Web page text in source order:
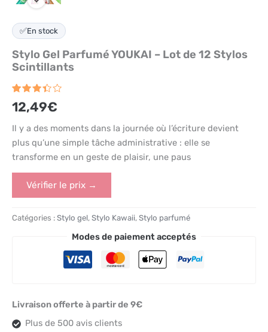
✅En stock
Stylo Gel Parfumé YOUKAI – Lot de 12 Stylos
Scintillants
Noté
3.4
basé
sur
12
notations
12,49€
Il y a des moments dans la journée où l’écriture devient
plus qu’une simple tâche administrative : elle se
transforme en un geste de plaisir, une paus
Vérifier le prix →
Catégories : Stylo gel, Stylo Kawaii, Stylo parfumé
Modes de paiement acceptés
Livraison offerte à partir de 9€
Plus de 500 avis clients